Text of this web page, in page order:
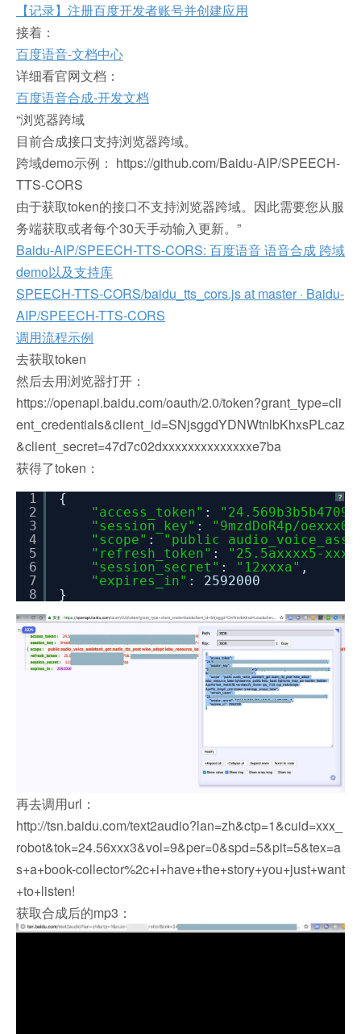
【记录】注册百度开发者账号并创建应用
接着：
百度语音-文档中心
详细看官网文档：
百度语音合成-开发文档
“浏览器跨域
目前合成接口支持浏览器跨域。
跨域demo示例： https://github.com/Baidu-AIP/SPEECH-
TTS-CORS
由于获取token的接口不支持浏览器跨域。因此需要您从服
务端获取或者每个30天手动输入更新。”
Baidu-AIP/SPEECH-TTS-CORS: 百度语音 语音合成 跨域
demo以及支持库
SPEECH-TTS-CORS/baidu_tts_cors.js at master · Baidu-
AIP/SPEECH-TTS-CORS
调用流程示例
去获取token
然后去用浏览器打开：
https://openapi.baidu.com/oauth/2.0/token?grant_type=cli
ent_credentials&client_id=SNjsggdYDNWtnlbKhxsPLcaz
&client_secret=47d7c02dxxxxxxxxxxxxxxe7ba
获得了token：
?
1
2
3
4
5
6
7
8
{
"access_token" :
"session_key" :
"9mzdDoR4p/
"scope" :
"public
"refresh_token" :
"25.5axxxx5-
"session_secret" : "12xxxa" ,
"expires_in" : 2592000
}
再去调用url：
http://tsn.baidu.com/text2audio?lan=zh&ctp=1&cuid=xxx_
robot&tok=24.56xxx3&vol=9&per=0&spd=5&pit=5&tex=a
s+a+book-collector%2c+i+have+the+story+you+just+want
+to+listen!
获取合成后的mp3：